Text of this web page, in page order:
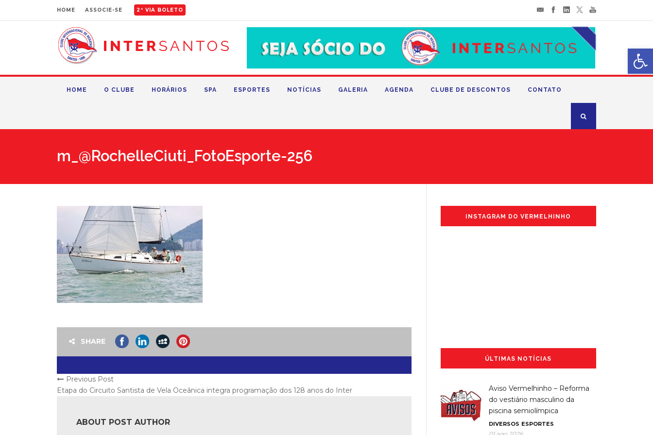
HOME ASSOCIE-SE 2ª VIA BOLETO
HOME O CLUBE HORÁRIOS SPA ESPORTES NOTÍCIAS GALERIA AGENDA CLUBE DE DESCONTOS CONTATO
m_@RochelleCiuti_FotoEsporte-256
SHARE
Previous Post
Etapa do Circuito Santista de Vela Oceânica integra programação dos 128 anos do Inter
ABOUT POST AUTHOR
INSTAGRAM DO VERMELHINHO
ÚLTIMAS NOTÍCIAS
Aviso Vermelhinho – Reforma
do vestiário masculino da
piscina semiolímpica
DIVERSOS ESPORTES
Abrir